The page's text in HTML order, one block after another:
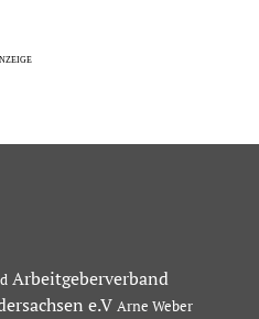
Arbeitgeberverband
e.V Arne Weber